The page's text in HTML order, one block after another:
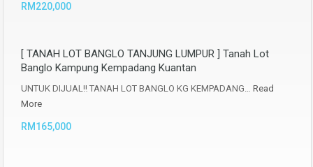
RM220,000
[ TANAH LOT BANGLO TANJUNG LUMPUR ] Tanah Lot
Banglo Kampung Kempadang Kuantan
UNTUK DIJUAL‼️ TANAH LOT BANGLO KG KEMPADANG… Read
More
RM165,000